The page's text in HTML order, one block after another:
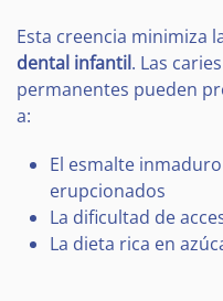
Esta creencia minimiza
dental infantil. Las
permanentes pueden
a:
El esmalte
erupcionados
La dificultad de
La dieta rica en